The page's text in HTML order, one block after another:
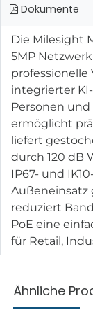
Dokumente
Die Milesight
5MP
integrierter
Personen
ermöglicht
liefert
durch 120 dB
IP67- und
Außeneinsatz
reduziert
PoE eine
für Retail,
Ähnliche